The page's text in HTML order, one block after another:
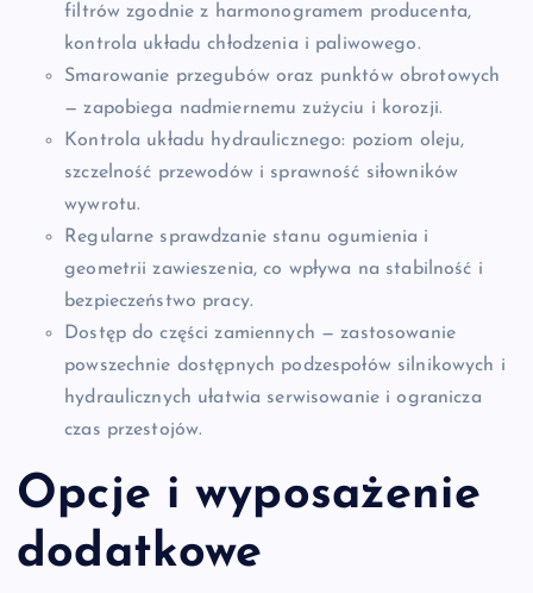
filtrów zgodnie z harmonogramem producenta,
kontrola układu chłodzenia i paliwowego.
Smarowanie przegubów oraz punktów obrotowych
— zapobiega nadmiernemu zużyciu i korozji.
Kontrola układu hydraulicznego: poziom oleju,
szczelność przewodów i sprawność siłowników
wywrotu.
Regularne sprawdzanie stanu ogumienia i
geometrii zawieszenia, co wpływa na stabilność i
bezpieczeństwo pracy.
Dostęp do części zamiennych — zastosowanie
powszechnie dostępnych podzespołów silnikowych i
hydraulicznych ułatwia serwisowanie i ogranicza
czas przestojów.
Opcje i wyposażenie
dodatkowe